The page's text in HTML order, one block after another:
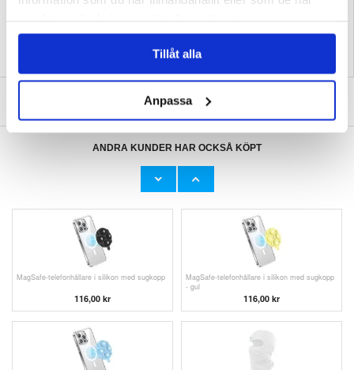
Tillåt alla
Anpassa
Relaterade kategorier:Mobiltillbehör , Mobilhållare
ANDRA KUNDER HAR OCKSÅ KÖPT
MacBook Neo 13" (2026) Dux Ducis LCGH
MagSafe-telefonhållare i silikon med sugkopp
MagSafe-telefonhållare i silikon med sugkopp
116,00 kr
MagSafe-telefonhållare i silikon med sugkopp
- gul
116,00 kr